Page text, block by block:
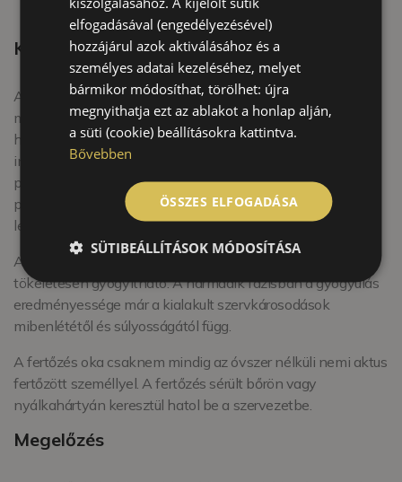
specifikus szerológiai próbák.
Kezelés
A kezelésre a betegség valamennyi stádiumában elsőként
ma is injekció formájában adott kristályos penicillint
használnak. A klasszikus kezelési séma 3×3 hetes
injekciókúrát ír elő napi 2 – 4 millió nemzetközi egység
penicillin injekció adása mellett. Problémát jelenthet a
penicillin-allergia, ilyen esetekre egyéb antibiotikumokat is
lehet alkalmazni.
A megfelelően kezelt első és második stádiumú syphilis
tökéletesen gyógyítható. A harmadik fázisban a gyógyulás
eredményessége már a kialakult szervkárosodások
mibenlététől és súlyosságától függ.
A fertőzés oka csaknem mindig az óvszer nélküli nemi aktus
fertőzött személlyel. A fertőzés sérült bőrön vagy
nyálkahártyán keresztül hatol be a szervezetbe.
Megelőzés
elfogadásával (engedélyezésével)
hozzájárul azok aktiválásához és a
személyes adatai kezeléséhez, melyet
bármikor módosíthat, törölhet: újra
megnyithatja ezt az ablakot a honlap alján,
a süti (cookie) beállításokra kattintva.
Bővebben
ÖSSZES ELFOGADÁSA
SÜTIBEÁLLÍTÁSOK MÓDOSÍTÁSA